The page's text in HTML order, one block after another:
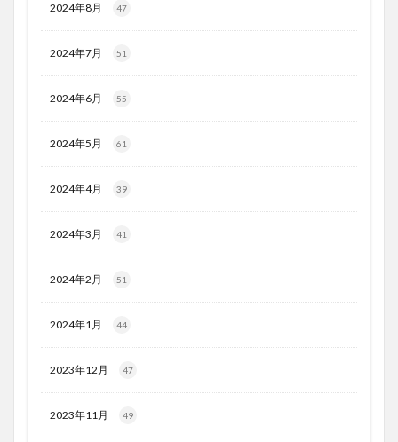
2024年8月 47
2024年7月 51
2024年6月 55
2024年5月 61
2024年4月 39
2024年3月 41
2024年2月 51
2024年1月 44
2023年12月 47
2023年11月 49